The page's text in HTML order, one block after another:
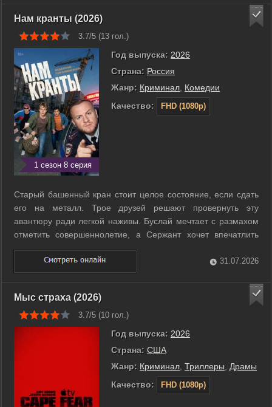
Нам кранты (2026)
3.7/5 (13 гол.)
1 сезон 8 серия
Год выпуска: 2026
Страна: Россия
Жанр: Криминал Комедии
Качество:
FHD (1080p)
Старый башенный кран стоит целое состояние, если сдать
его на металл. Трое друзей решают провернуть эту
авантюру ради легкой наживы. Буслай мечтает с размахом
отметить совершеннолетие, а Сержант хочет впечатлить
свою девушку встречей с известной певицей. План
превращается в катастрофу, когда огромная конструкция
падает прямо на автомобиль местного ...
31.07.2026
Мыс страха (2026)
3.7/5 (10 гол.)
Год выпуска: 2026
Страна: США
Жанр: Криминал Триллеры
Драмы
Качество:
FHD (1080p)